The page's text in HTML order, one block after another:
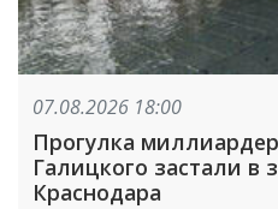
07.08.2026 18:00
Прогулка
Галицкого застали в
Краснодара